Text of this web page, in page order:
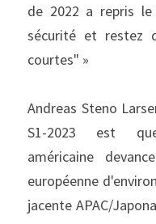
de 2022 a repris
sécurité et restez
courtes" »
Andreas Steno
S1-2023 est
américaine
européenne
jacente APAC/